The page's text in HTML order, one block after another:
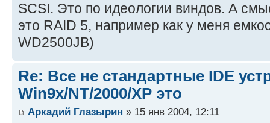
SCSI. Это по идеологии виндов. А
это RAID 5, например как у меня
WD2500JB)
Re: Все не стандартные IDE
Win9x/NT/2000/XP это
Аркадий Глазырин » 15 янв 2004, 12:11